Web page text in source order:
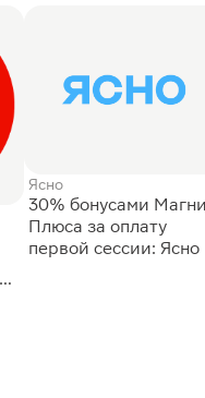
Ясно
30% бонусами
Плюса за оплату
первой сессии: Ясно